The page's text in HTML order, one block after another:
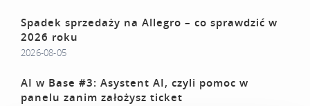
Spadek sprzedaży na Allegro – co sprawdzić w
2026 roku
2026-08-05
AI w Base #3: Asystent AI, czyli pomoc w
panelu zanim założysz ticket